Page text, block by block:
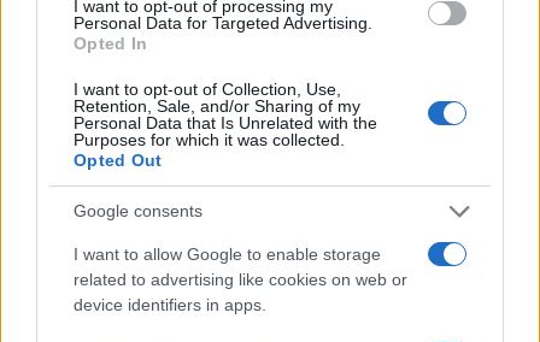
I want to opt-out of processing my
Personal Data for Targeted Advertising.
Opted In
I want to opt-out of Collection, Use,
Retention, Sale, and/or Sharing of my
Personal Data that Is Unrelated with the
Purposes for which it was collected.
Opted Out
Google consents
I want to allow Google to enable storage
related to advertising like cookies on web or
device identifiers in apps.
mariscos de forma segura
Diego Romero · 8 Ago 2026